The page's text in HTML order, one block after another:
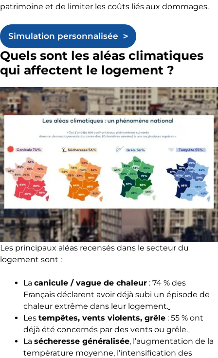
patrimoine et de limiter les coûts liés aux dommages.
Simulation personnalisée
Quels sont les aléas climatiques
qui affectent le logement ?
Les principaux aléas recensés dans le secteur du
logement sont :
La canicule / vague de chaleur : 74 % des
Français déclarent avoir déjà subi un épisode de
chaleur extrême dans leur logement.
Les tempêtes, vents violents, grêle : 55 % ont
déjà été concernés par des vents ou grêle.
La sécheresse généralisée, l’augmentation de la
température moyenne, l’intensification des